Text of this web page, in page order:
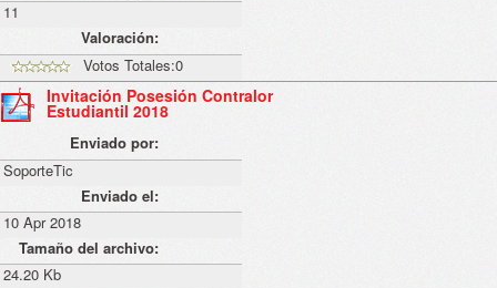
11
Valoración:
Votos Totales:0
Invitación Posesión Contralor
Estudiantil 2018
Enviado por:
SoporteTic
Enviado el:
10 Apr 2018
Tamaño del archivo:
24.20 Kb